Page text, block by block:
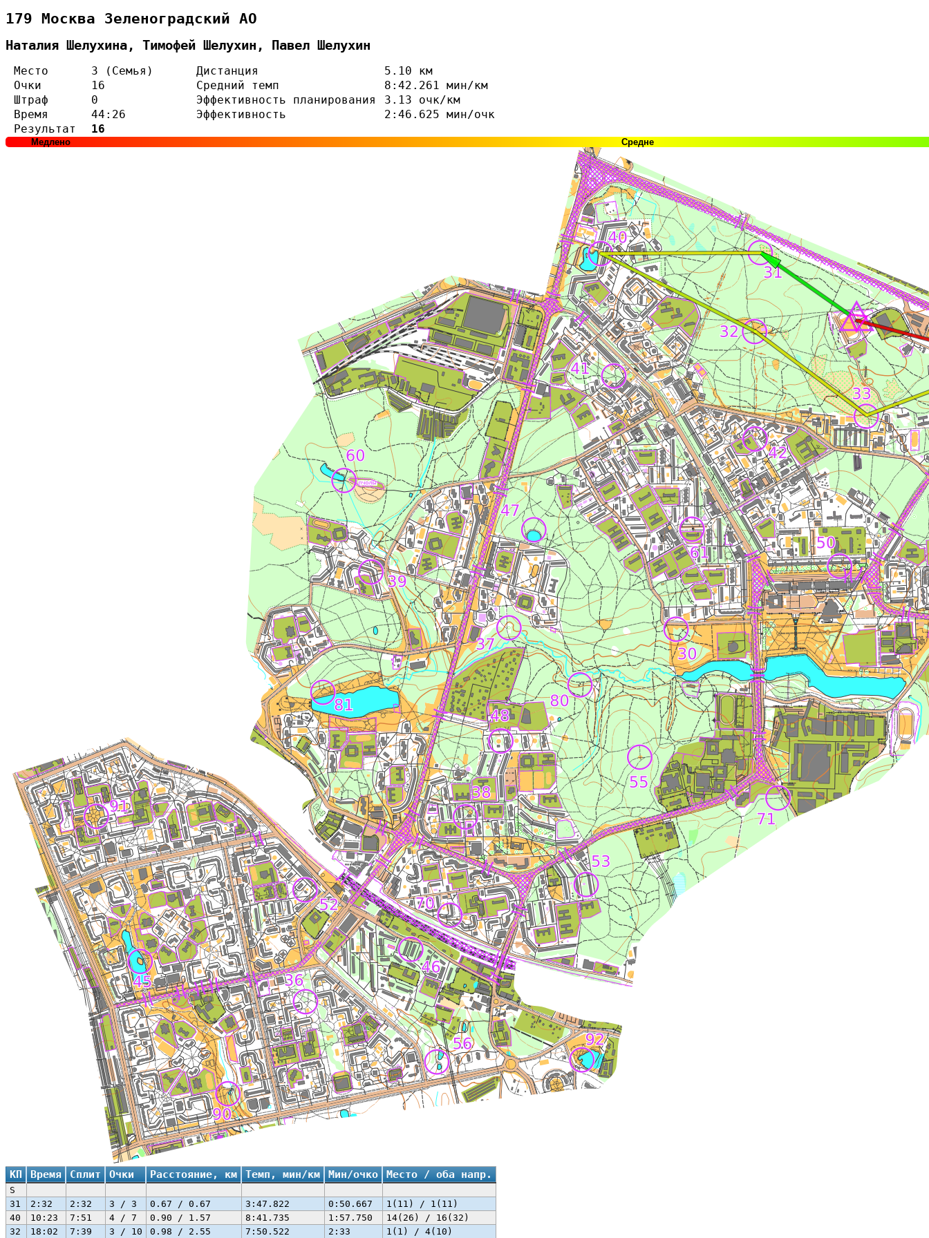
179 Москва Зеленоградский АО
Наталия Шелухина, Тимофей Шелухин, Павел Шелухин
Место 3 (Семья) Дистанция
5.10 км
Очки
16 Средний темп
8:42.261 мин/км
Штраф
0 Эффективность планирования
3.13 очк/км
Время
44:26 Эффективность
2:46.625 мин/очк
Результат
16
Медлено Средне
КП Время Сплит Очки Расстояние, км Темп, мин/км Мин/очко Место / оба напр.
S
31
2:32 2:32 3 / 3 0.67 / 0.67 3:47.822 0:50.667
1(11) / 1(11)
40
10:23 7:51 4 / 7 0.90 / 1.57 8:41.735 1:57.750
14(26) / 16(32)
32
18:02 7:39 3 / 10 0.98 / 2.55 7:50.522 2:33 1(1) / 4(10)